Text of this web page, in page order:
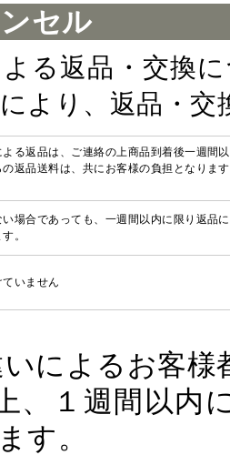
セル
る返品・交換
より、返品・
よる返品は、ご連絡の上商品到着後一週間
返品送料は、共にお客様の負担となりま
場合であっても、一週間以内に限り返品
。
いません
いによるお客
、１週間以
す。